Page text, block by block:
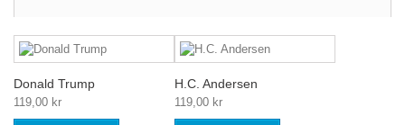
Donald Trump
119,00 kr
H.C. Andersen
119,00 kr